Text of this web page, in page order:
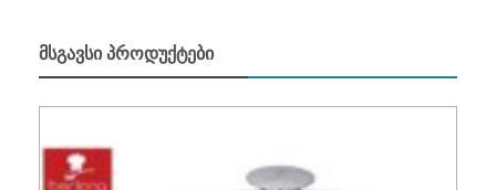
ᲛᲡᲒᲐᲕᲡᲘ ᲞᲠᲝᲓᲣᲥᲢᲔᲑᲘ